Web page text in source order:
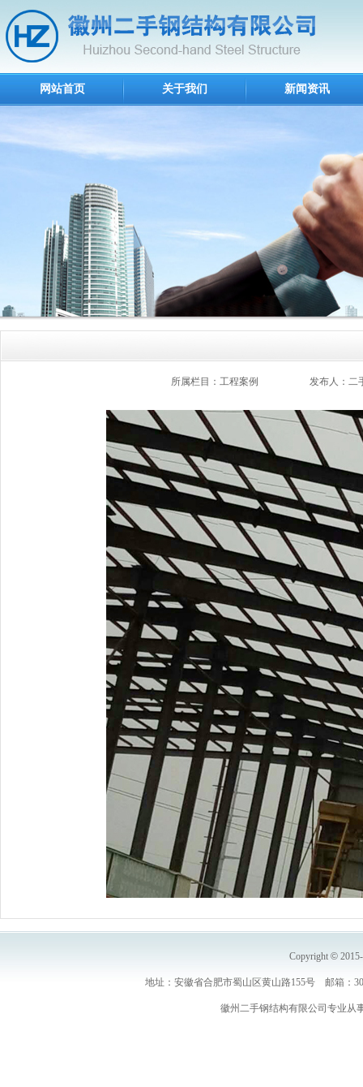
网站首页 关于我们 新闻资讯
所属栏目：工程案例 发布人：二
Copyright ©
地址：安徽省合肥市蜀山区黄山路155号 邮箱：
徽州二手钢结构有限公司专业从